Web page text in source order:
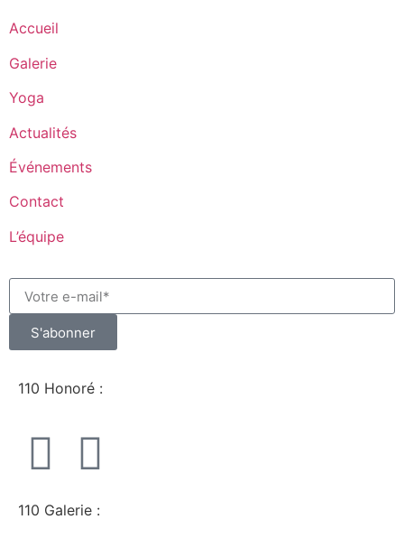
Accueil
Galerie
Yoga
Actualités
Événements
Contact
L’équipe
S'abonner
110 Honoré :
110 Galerie :